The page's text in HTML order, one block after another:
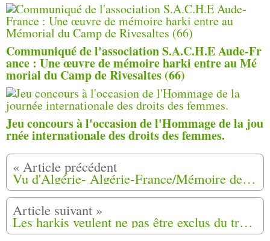
Communiqué de l'association S.A.C.H.E Aude-Fr
ance : Une œuvre de mémoire harki entre au Mé
morial du Camp de Rivesaltes (66)
Jeu concours à l'occasion de l'Hommage de la jou
rnée internationale des droits des femmes.
Vu d'Algérie- Algérie-France/Mémoire de la colonisation : "Le dossier des harkis n'est pas concerné", affirme Abdelmadjid Chikhi
Les harkis veulent ne pas être exclus du travail mémoriel sur les relations entre France et Algérie